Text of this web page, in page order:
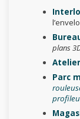
plans
Parc